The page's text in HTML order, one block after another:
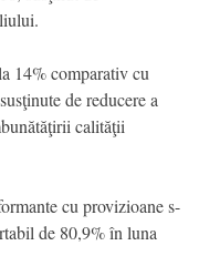
14% comparativ cu
de reducere a
calităţii
cu provizioane s-
de 80,9% în luna